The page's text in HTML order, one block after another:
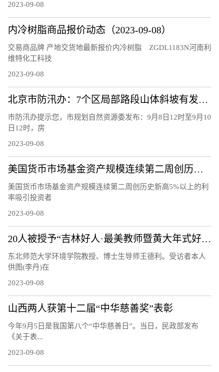
2023-09-08
内冷树脂商品报价动态（2023-09-08）
交易商品牌 产地交货地最新报价内冷树脂 ZGDL1183N河南利
维特化工科技
2023-09-08
北京市防汛办：7个区局部路段山体斜坡有发生崩塌的风险。详情>>
市防汛办提示您，市规划自然资源委发布：9月8日12时至9月10
日12时，房
2023-09-08
美国货币市场基金资产规模连续第二周创历史新高 5%以上的利率吸引投资者进一步流入！根据美国投资公司协会（Investment Company Institute）的数据，截至9月6日当周，约420亿美元流入美国货币市场基金
美国货币市场基金资产规模连续第二周创历史新高5%以上的利
率吸引投资者
2023-09-08
20人被授予“吉林好人·最美教师暨黄大年式好老师”称号
东北师范大学环境学院教授、博士生导师王德利。受访者本人
供图(李丹)在
2023-09-08
​山西两人获第十二届“中华慈善奖”表彰
今年9月5日是我国第八个“中华慈善日”。当日，民政部发布
《关于表...
2023-09-08